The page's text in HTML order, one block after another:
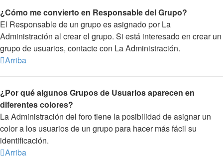
¿Cómo me convierto en Responsable del Grupo?
El Responsable de un grupo es asignado por La
Administración al crear el grupo. Si está interesado en crear un
grupo de usuarios, contacte con La Administración.
Arriba
¿Por qué algunos Grupos de Usuarios aparecen en
diferentes colores?
La Administración del foro tiene la posibilidad de asignar un
color a los usuarios de un grupo para hacer más fácil su
identificación.
Arriba